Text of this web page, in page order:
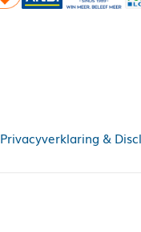
Privacyverklaring &